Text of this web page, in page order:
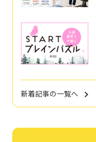
新着記事の一覧へ